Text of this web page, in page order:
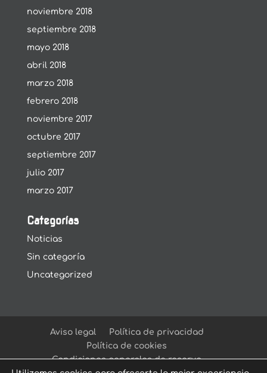
noviembre 2018
septiembre 2018
mayo 2018
abril 2018
marzo 2018
febrero 2018
noviembre 2017
octubre 2017
septiembre 2017
julio 2017
marzo 2017
Categorías
Noticias
Sin categoría
Uncategorized
Aviso legal
Política de privacidad
Política de cookies
Condiciones generales de reserva